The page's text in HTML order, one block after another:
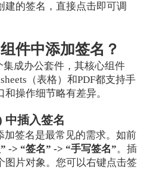
建的签名，直接点击即可调
件中添加签名？
集成办公套件，其核心组件
（表格）和PDF都支持手
操作细节略有差异。
中插入签名
加签名是最常见的需求。如前
-> “签名” -> “手写签名”。插
图片对象。您可以右键点击签